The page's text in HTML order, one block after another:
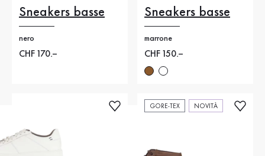
Sneakers basse
nero
Nuovo prezzo
CHF 170.–
Sneakers basse
marrone
Nuovo prezzo
CHF 150.–
GORE-TEX NOVITÀ